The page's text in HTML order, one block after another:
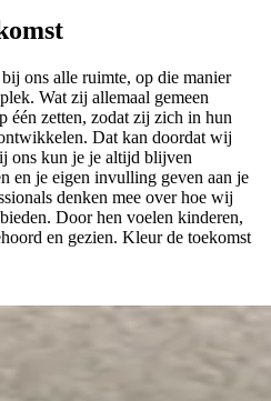
ons alle ruimte, op die manier
Wat zij allemaal gemeen
één zetten, zodat zij zich in hun
Dat kan doordat wij
ons kun je je altijd blijven
en je eigen invulling geven aan je
denken mee over hoe wij
Door hen voelen kinderen,
en gezien. Kleur de toekomst